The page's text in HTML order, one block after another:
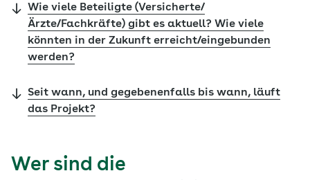
Wie viele Beteiligte (Versicherte/
Ärzte/Fachkräfte) gibt es aktuell? Wie viele
könnten in der Zukunft erreicht/eingebunden
werden?
Seit wann, und gegebenenfalls bis wann, läuft
das Projekt?
Wer sind die